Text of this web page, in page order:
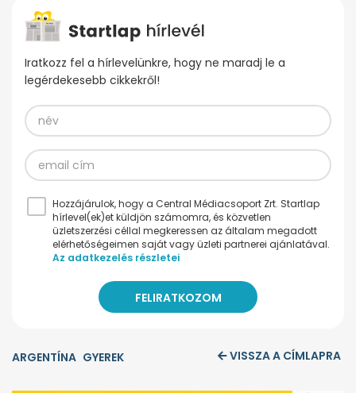
Iratkozz fel a hírlevelünkre, hogy ne maradj le a
legérdekesebb cikkekről!
Hozzájárulok, hogy a Central Médiacsoport Zrt. Startlap
hírlevel(ek)et küldjön számomra, és közvetlen
üzletszerzési céllal megkeressen az általam megadott
elérhetőségeimen saját vagy üzleti partnerei ajánlatával.
Az adatkezelés részletei
ARGENTÍNA GYEREK VISSZA A CÍMLAPRA